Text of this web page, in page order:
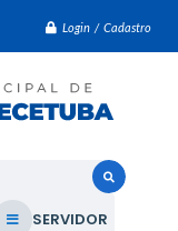
Login / Cadastro
SERVIDOR